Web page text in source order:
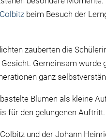
beim Besuch der
zauberten die
Gemeinsam wurde
ganz
Blumen als kleine
für den gelungenen Auftritt.
und der Johann